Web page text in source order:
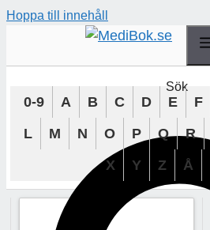
Hoppa till innehåll
Sök
0-9 A B C D E F
L
M N O P Q R
X
Y Z Å